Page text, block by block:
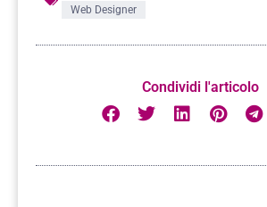
Web Designer
Condividi l'articolo